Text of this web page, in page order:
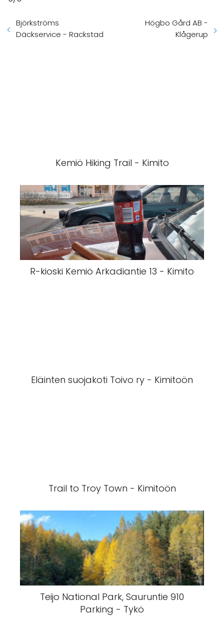
Björkströms
Däckservice - Rackstad
Högbo Gård AB -
Klågerup
Kemiö Hiking Trail - Kimito
R-kioski Kemiö Arkadiantie 13 - Kimito
Eläinten suojakoti Toivo ry - Kimitoön
Trail to Troy Town - Kimitoön
Teijo National Park, Sauruntie 910
Parking - Tykö